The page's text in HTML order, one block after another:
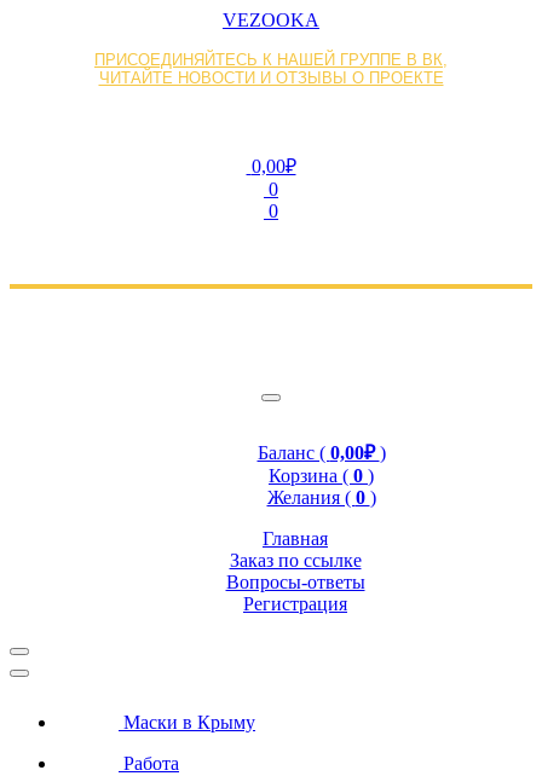
VEZOOKA
ПРИСОЕДИНЯЙТЕСЬ К НАШЕЙ ГРУППЕ В ВК,
ЧИТАЙТЕ НОВОСТИ И ОТЗЫВЫ О ПРОЕКТЕ
0,00₽
0
0
Баланс ( 0,00₽)
Корзина ( 0 )
Желания ( 0 )
Главная
Заказ по ссылке
Вопросы-ответы
Регистрация
Маски в Крыму
Работа